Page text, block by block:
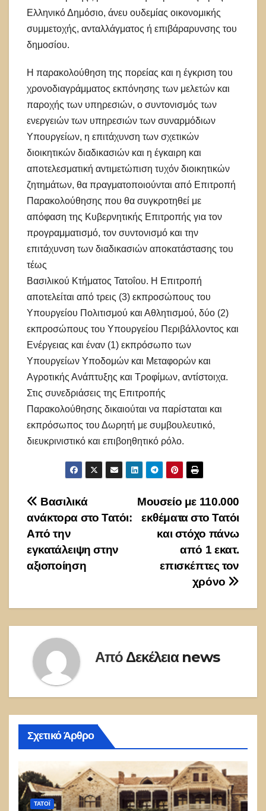
Ελληνικό Δημόσιο, άνευ ουδεμίας οικονομικής
συμμετοχής, ανταλλάγματος ή επιβάραρυνσης του
δημοσίου.
Η παρακολούθηση της πορείας και η έγκριση του
χρονοδιαγράμματος εκπόνησης των μελετών και
παροχής των υπηρεσιών, ο συντονισμός των
ενεργειών των υπηρεσιών των συναρμόδιων
Υπουργείων, η επιτάχυνση των σχετικών
διοικητικών διαδικασιών και η έγκαιρη και
αποτελεσματική αντιμετώπιση τυχόν διοικητικών
ζητημάτων, θα πραγματοποιούνται από Επιτροπή
Παρακολούθησης που θα συγκροτηθεί με
απόφαση της Κυβερνητικής Επιτροπής για τον
προγραμματισμό, τον συντονισμό και την
επιτάχυνση των διαδικασιών αποκατάστασης του
τέως
Βασιλικού Κτήματος Τατοΐου. Η Επιτροπή
αποτελείται από τρεις (3) εκπροσώπους του
Υπουργείου Πολιτισμού και Αθλητισμού, δύο (2)
εκπροσώπους του Υπουργείου Περιβάλλοντος και
Ενέργειας και έναν (1) εκπρόσωπο των
Υπουργείων Υποδομών και Μεταφορών και
Αγροτικής Ανάπτυξης και Τροφίμων, αντίστοιχα.
Στις συνεδριάσεις της Επιτροπής
Παρακολούθησης δικαιούται να παρίσταται και
εκπρόσωπος του Δωρητή με συμβουλευτικό,
διευκρινιστικό και επιβοηθητικό ρόλο.
Πλοήγηση
άρθρων
Μουσείο με 110.000
εκθέματα στο Τατόι
και στόχο πάνω
από 1 εκατ.
επισκέπτες τον
χρόνο
Βασιλικά
ανάκτορα στο Τατόι:
Από την
εγκατάλειψη στην
αξιοποίηση
Από Δεκέλεια news
Σχετικό Άρθρο
ΤΑΤΌΙ